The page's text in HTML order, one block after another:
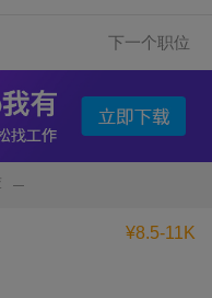
下一个职位
¥8.5-11K